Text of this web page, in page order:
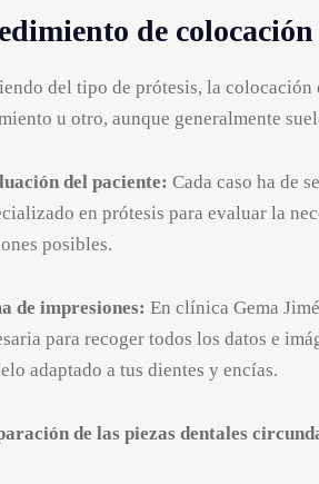
de
del tipo de prótesis, la colocación
u otro, aunque generalmente
del paciente: Cada caso ha de
en prótesis para evaluar la
posibles.
de impresiones: En clínica Gema
para recoger todos los datos e
adaptado a tus dientes y encías.
de las piezas dentales